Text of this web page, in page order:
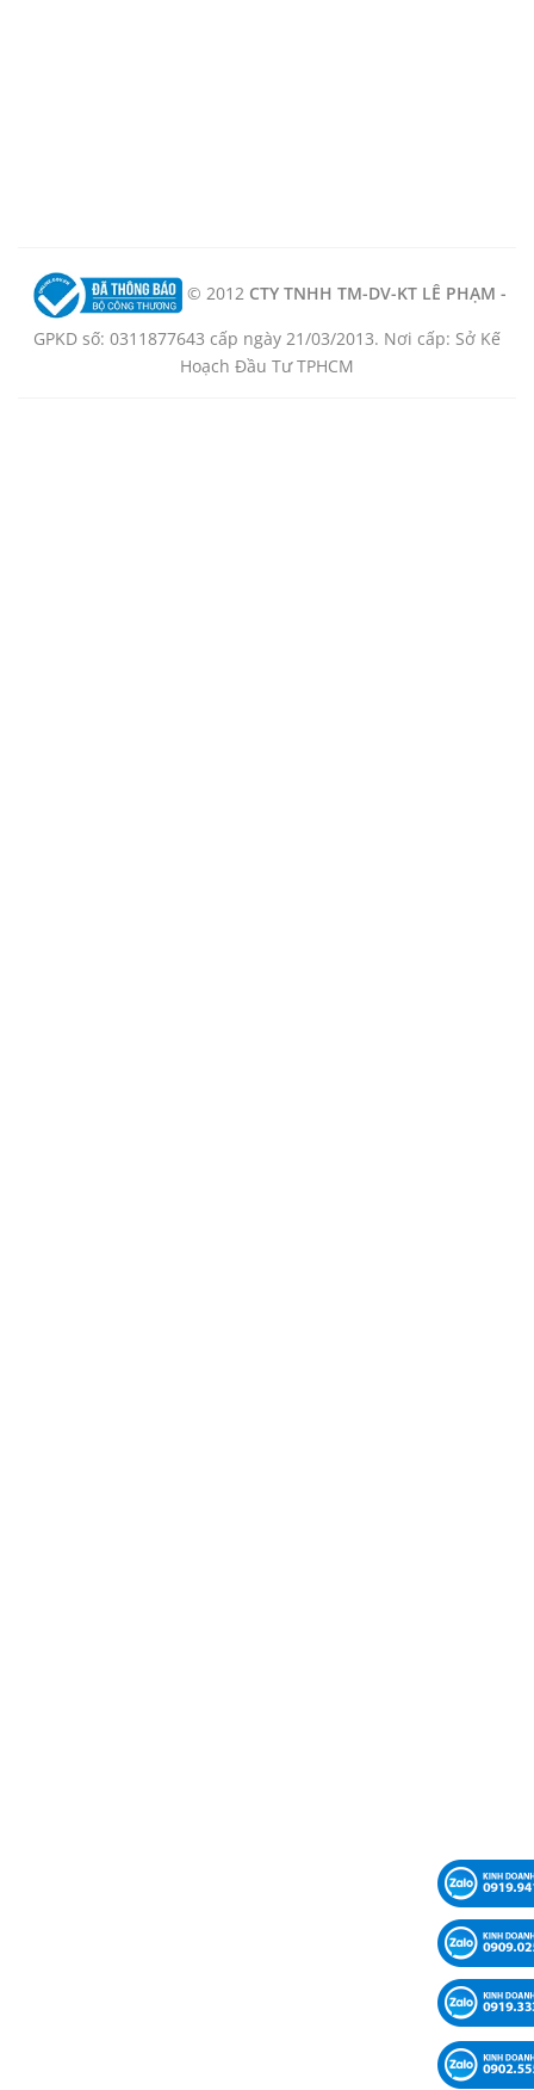
© 2012 CTY TNHH TM-DV-KT LÊ PHẠM -
GPKD số: 0311877643 cấp ngày 21/03/2013. Nơi cấp: Sở Kế
Hoạch Đầu Tư TPHCM